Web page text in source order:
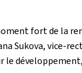
fort de la
vice-